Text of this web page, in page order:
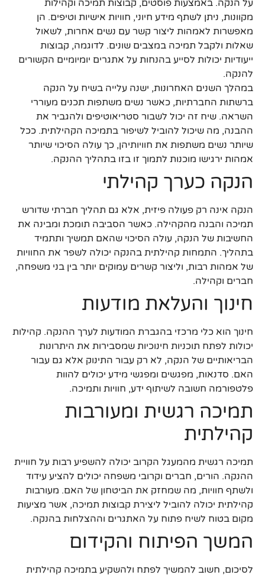
על הנקה. באמצעות פוסטים, קבוצות תמיכה וקהילות
מקוונות, ניתן לשתף מידע חיוני, חוויות אישיות וטיפים. הן
מאפשרות לאמהות ליצור קשר עם נשים אחרות, לשאול
שאלות ולקבל תמיכה במצבים שונים. לדוגמה, קבוצות
ייעודיות יכולות לסייע בהנחות על אתגרים יומיומיים הקשורים
להנקה.
במהלך השנים האחרונות, ישנה עלייה בשיח על הנקה
ברשתות החברתיות, כאשר נשים משתפות תכנים מעוררי
השראה. שיח זה יכול לשבור סטריאוטיפים ולהגביר את
ההבנה, מה שיכול להוביל לשיפור בתמיכה הקהילתית. ככל
שיותר נשים משתפות את חוויותיהן, כך עולה הסיכוי שיותר
אמהות ירגישו מוכנות לתמוך זו בזו בתהליך ההנקה.
הנקה כערך קהילתי
הנקה אינה רק פעולה פיזית, אלא גם תהליך חברתי שדורש
תמיכה והבנה מהקהילה. כאשר הסביבה תומכת ומבינה את
החשיבות של הנקה, עולה הסיכוי שהאם תמשיך ותתמיד
בתהליך. התמחות קהילתית בהנקה יכולה לשפר את החוויות
של אמהות רבות, וליצור קשרים עמוקים יותר בין בני משפחה,
חברים וקהילה.
חינוך והעלאת מודעות
חינוך הוא כלי מרכזי בהגברת המודעות לערך ההנקה. קהילות
יכולות לפתח תוכניות חינוכיות שמסבירות את היתרונות
הבריאותיים של הנקה, לא רק עבור התינוק אלא גם עבור
האם. סדנאות, מפגשים ומפגשי מידע יכולים להוות
פלטפורמה חשובה לשיתוף ידע, חוויות ותמיכה.
תמיכה רגשית ומעורבות
קהילתית
תמיכה רגשית מהמעגל הקרוב יכולה להשפיע רבות על חוויית
ההנקה. הורים, חברים וקרובי משפחה יכולים להציע עידוד
ולשתף חוויות, מה שמחזק את הביטחון של האם. מעורבות
קהילתית יכולה להוביל ליצירת קבוצות תמיכה, אשר מציעות
מקום בטוח לשיח פתוח על האתגרים וההצלחות בהנקה.
המשך הפיתוח והקידום
לסיכום, חשוב להמשיך לפתח ולהשקיע בתמיכה קהילתית